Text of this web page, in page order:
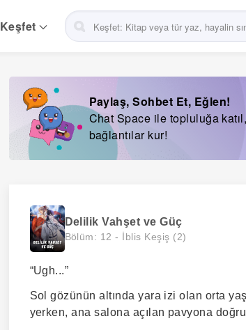
Keşfet
Paylaş, Sohbet Et, Eğlen!
Chat Space ile topluluğa
bağlantılar kur!
Delilik Vahşet ve Güç
Bölüm: 12 - İblis Keşiş (2)
“Ugh...”
Sol gözünün altında yara izi olan orta
yerken, ana salona açılan pavyona